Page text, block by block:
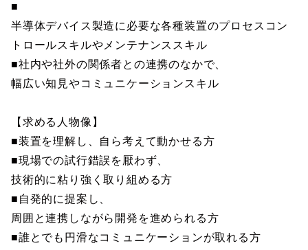
■
半導体デバイス製造に必要な各種装置のプロセスコン
トロールスキルやメンテナンススキル
■社内や社外の関係者との連携のなかで、
幅広い知見やコミュニケーションスキル
【求める人物像】
■装置を理解し、自ら考えて動かせる方
■現場での試行錯誤を厭わず、
技術的に粘り強く取り組める方
■自発的に提案し、
周囲と連携しながら開発を進められる方
■誰とでも円滑なコミュニケーションが取れる方